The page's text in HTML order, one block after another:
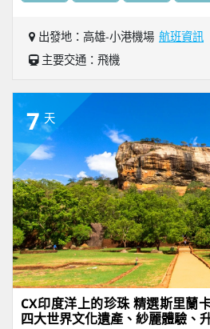
出發地：高雄-小港機場 航班資訊
主要交通：飛機
7 天
CX印度洋上的珍珠 精選斯里蘭
四大世界文化遺產、紗麗體驗、